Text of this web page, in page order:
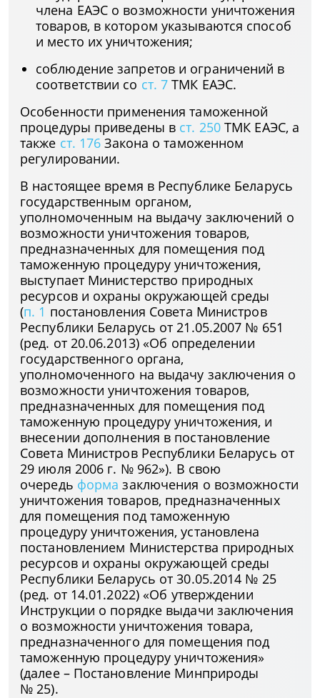
члена ЕАЭС о возможности уничтожения
товаров, в котором указываются способ
и место их уничтожения;
соблюдение запретов и ограничений в
соответствии со ст. 7 ТМК ЕАЭС.
Особенности применения таможенной
процедуры приведены в ст. 250ТМК ЕАЭС, а
также ст. 176 Закона о таможенном
регулировании.
В настоящее время в Республике Беларусь
государственным органом,
уполномоченным на выдачу заключений о
возможности уничтожения товаров,
предназначенных для помещения под
таможенную процедуру уничтожения,
выступает Министерство природных
ресурсов и охраны окружающей среды
(п. 1 постановления Совета Министров
Республики Беларусь от 21.05.2007 № 651
(ред. от 20.06.2013) «Об определении
государственного органа,
уполномоченного на выдачу заключения о
возможности уничтожения товаров,
предназначенных для помещения под
таможенную процедуру уничтожения, и
внесении дополнения в постановление
Совета Министров Республики Беларусь от
29 июля 2006 г. № 962»). В свою
очередь форма заключения о возможности
уничтожения товаров, предназначенных
для помещения под таможенную
процедуру уничтожения, установлена
постановлением Министерства природных
ресурсов и охраны окружающей среды
Республики Беларусь от 30.05.2014 № 25
(ред. от 14.01.2022) «Об утверждении
Инструкции о порядке выдачи заключения
о возможности уничтожения товара,
предназначенного для помещения под
таможенную процедуру уничтожения»
(далее – Постановление Минприроды
№ 25).